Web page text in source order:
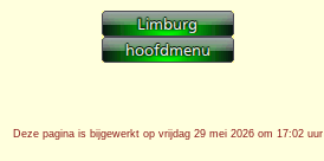
Deze pagina is bijgewerkt op vrijdag 29 mei 2026 om 17:02 uur